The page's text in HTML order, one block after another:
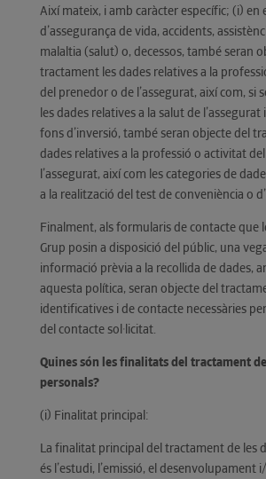
Així mateix, i amb caràcter específic; (i) en
d’assegurança de vida, accidents,
malaltia (salut) o, decessos, també seran
tractament les dades relatives a la
del prenedor o de l’assegurat, així com, si
les dades relatives a la salut de l’assegurat
fons d’inversió, també seran objecte del
dades relatives a la professió o activitat
l’assegurat, així com les categories de
a la realització del test de conveniència o
Finalment, als formularis de contacte que
Grup posin a disposició del públic, una
informació prèvia a la recollida de dades,
aquesta política, seran objecte del
identificatives i de contacte necessàries
del contacte sol·licitat.
Quines són les finalitats del tractament
personals?
(i) Finalitat principal:
La finalitat principal del tractament de les
és l’estudi, l’emissió, el desenvolupament